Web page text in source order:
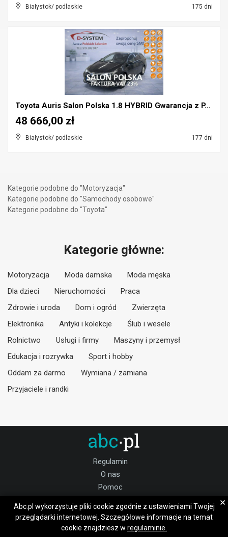
Białystok/ podlaskie 175 dni
Toyota Auris Salon Polska 1.8 HYBRID Gwarancja z P...
Białystok/ podlaskie 177 dni
48 666,00 zł
Kategorie podobne do "Motoryzacja"
Kategorie podobne do "Samochody osobowe"
Kategorie podobne do "Toyota"
Kategorie główne:
Motoryzacja Moda damska
Moda męska
Dla dzieci
Nieruchomości
Praca
Zdrowie i uroda
Dom i ogród
Zwierzęta
Elektronika
Antyki i kolekcje
Ślub i wesele
Rolnictwo
Usługi i firmy
Maszyny i przemysł
Edukacja i rozrywka
Sport i hobby
Oddam za darmo
Wymiana / zamiana
Przyjaciele i randki
Regulamin
O nas
Pomoc
Praca Białystok
Dołącz do nas:
Abc.pl wykorzystuje pliki cookie zgodnie z ustawieniami Twojej
przeglądarki internetowej. Szczegółowe informacje na temat
cookie znajdziesz w regulaminie.
×